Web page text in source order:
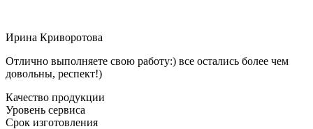
Ирина Криворотова
Отлично выполняете свою работу:) все остались более чем
довольны, респект!)
Качество продукции
Уровень сервиса
Срок изготовления